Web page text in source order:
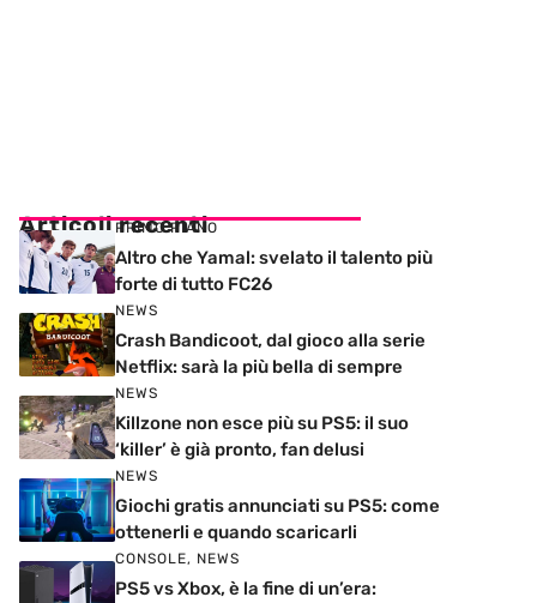
Articoli recenti
PRIMO PIANO
Altro che Yamal: svelato il talento più
forte di tutto FC26
NEWS
Crash Bandicoot, dal gioco alla serie
Netflix: sarà la più bella di sempre
NEWS
Killzone non esce più su PS5: il suo
‘killer’ è già pronto, fan delusi
NEWS
Giochi gratis annunciati su PS5: come
ottenerli e quando scaricarli
CONSOLE, NEWS
PS5 vs Xbox, è la fine di un’era: